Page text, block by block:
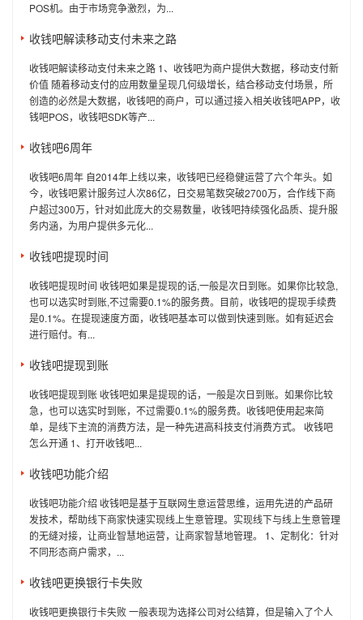
POS机。由于市场竞争激烈，为...
收钱吧解读移动支付未来之路
收钱吧解读移动支付未来之路 1、收钱吧为商户提供大数据，移动支付新
价值 随着移动支付的应用数量呈现几何级增长，结合移动支付场景，所
创造的必然是大数据，收钱吧的商户，可以通过接入相关收钱吧APP，收
钱吧POS，收钱吧SDK等产...
收钱吧6周年
收钱吧6周年 自2014年上线以来，收钱吧已经稳健运营了六个年头。如
今，收钱吧累计服务过人次86亿，日交易笔数突破2700万，合作线下商
户超过300万，针对如此庞大的交易数量，收钱吧持续强化品质、提升服
务内涵，为用户提供多元化...
收钱吧提现时间
收钱吧提现时间 收钱吧如果是提现的话,一般是次日到账。如果你比较急,
也可以选实时到账,不过需要0.1%的服务费。目前，收钱吧的提现手续费
是0.1%。在提现速度方面，收钱吧基本可以做到快速到账。如有延迟会
进行赔付。有...
收钱吧提现到账
收钱吧提现到账 收钱吧如果是提现的话，一般是次日到账。如果你比较
急，也可以选实时到账，不过需要0.1%的服务费。收钱吧使用起来简
单，是线下主流的消费方法，是一种先进高科技支付消费方式。 收钱吧
怎么开通 1、打开收钱吧...
收钱吧功能介绍
收钱吧功能介绍 收钱吧是基于互联网生意运营思维，运用先进的产品研
发技术，帮助线下商家快速实现线上生意管理。实现线下与线上生意管理
的无缝对接，让商业智慧地运营，让商家智慧地管理。 1、定制化：针对
不同形态商户需求，...
收钱吧更换银行卡失败
收钱吧更换银行卡失败 一般表现为选择公司对公结算，但是输入了个人